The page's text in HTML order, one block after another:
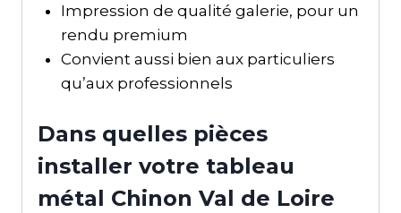
Impression de qualité galerie, pour un
rendu premium
Convient aussi bien aux particuliers
qu’aux professionnels
Dans quelles pièces
installer votre tableau
métal Chinon Val de Loire